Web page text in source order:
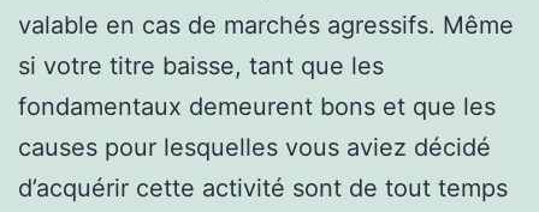
valable en cas de marchés agressifs. Même
si votre titre baisse, tant que les
fondamentaux demeurent bons et que les
causes pour lesquelles vous aviez décidé
d’acquérir cette activité sont de tout temps